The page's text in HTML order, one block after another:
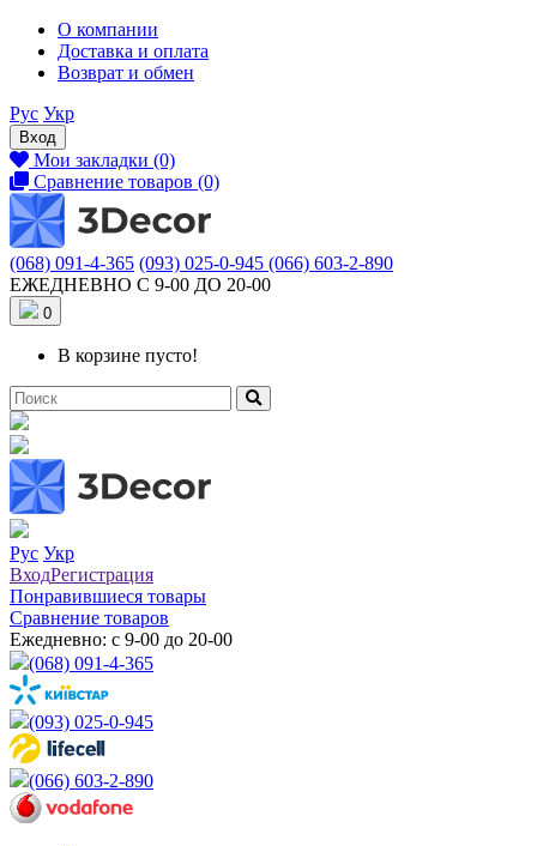
О компании
Доставка и оплата
Возврат и обмен
Рус Укр
Вход
Мои закладки (0)
Сравнение товаров (0)
(068) 091-4-365 (093) 025-0-945 (066) 603-2-890
ЕЖЕДНЕВНО С 9-00 ДО 20-00
0
В корзине пусто!
Рус Укр
ВходРегистрация
Понравившиеся товары
Сравнение товаров
Ежедневно: с 9-00 до 20-00
(068) 091-4-365
(093) 025-0-945
(066) 603-2-890